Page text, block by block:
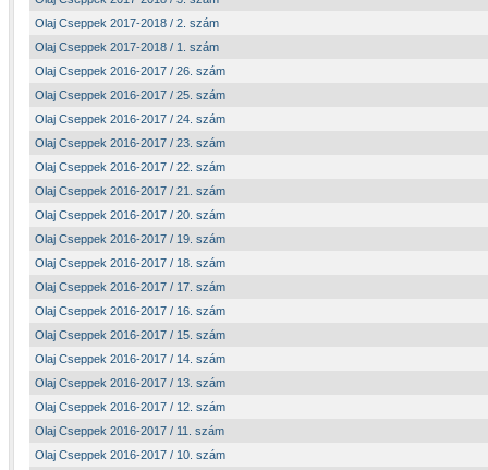
Olaj Cseppek 2017-2018 / 2. szám
Olaj Cseppek 2017-2018 / 1. szám
Olaj Cseppek 2016-2017 / 26. szám
Olaj Cseppek 2016-2017 / 25. szám
Olaj Cseppek 2016-2017 / 24. szám
Olaj Cseppek 2016-2017 / 23. szám
Olaj Cseppek 2016-2017 / 22. szám
Olaj Cseppek 2016-2017 / 21. szám
Olaj Cseppek 2016-2017 / 20. szám
Olaj Cseppek 2016-2017 / 19. szám
Olaj Cseppek 2016-2017 / 18. szám
Olaj Cseppek 2016-2017 / 17. szám
Olaj Cseppek 2016-2017 / 16. szám
Olaj Cseppek 2016-2017 / 15. szám
Olaj Cseppek 2016-2017 / 14. szám
Olaj Cseppek 2016-2017 / 13. szám
Olaj Cseppek 2016-2017 / 12. szám
Olaj Cseppek 2016-2017 / 11. szám
Olaj Cseppek 2016-2017 / 10. szám